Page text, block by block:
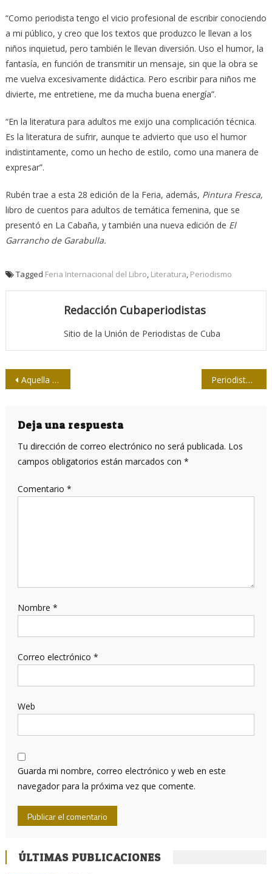
“Como periodista tengo el vicio profesional de escribir conociendo
a mi público, y creo que los textos que produzco le llevan a los
niños inquietud, pero también le llevan diversión. Uso el humor, la
fantasía, en función de transmitir un mensaje, sin que la obra se
me vuelva excesivamente didáctica. Pero escribir para niños me
divierte, me entretiene, me da mucha buena energía”.
“En la literatura para adultos me exijo una complicación técnica.
Es la literatura de sufrir, aunque te advierto que uso el humor
indistintamente, como un hecho de estilo, como una manera de
expresar”.
Rubén trae a esta 28 edición de la Feria, además, Pintura Fresca,
libro de cuentos para adultos de temática femenina, que se
presentó en La Cabaña, y también una nueva edición de El
Garrancho de Garabulla.
Tagged Feria Internacional del Libro, Literatura, Periodismo
Redacción Cubaperiodistas
Sitio de la Unión de Periodistas de Cuba
Navegación
entradas
Aquella victoria de la cubanía sobre el cubaneo Periodistas avileños contra agresión yanqui a Venezuela
Deja una respuesta
Tu dirección de correo electrónico no será publicada. Los
campos obligatorios están marcados con *
Comentario *
Nombre *
Correo electrónico *
Web
Guarda mi nombre, correo electrónico y web en este
navegador para la próxima vez que comente.
ÚLTIMAS PUBLICACIONES